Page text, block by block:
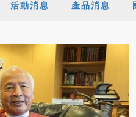
活動消息 產品消息